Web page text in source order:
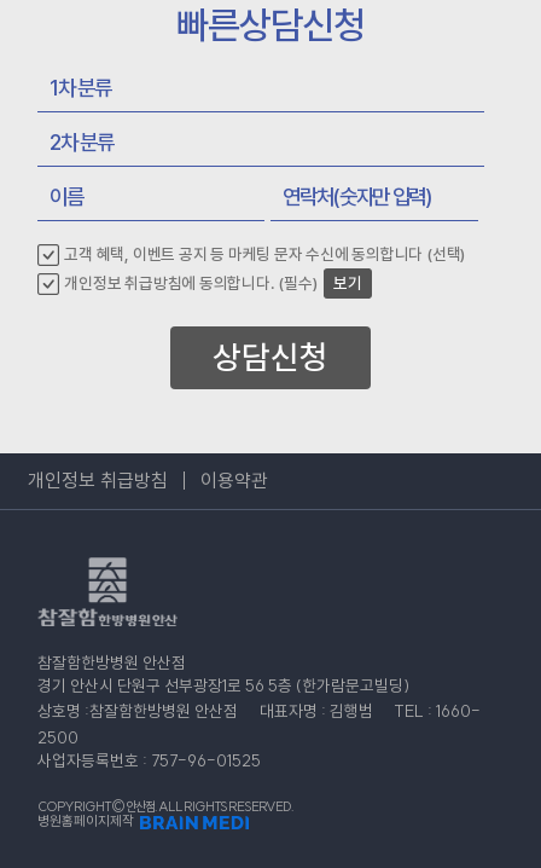
빠른상담신청
고객 혜택, 이벤트 공지 등 마케팅 문자 수신에 동의합니다 (선택)
개인정보 취급방침에 동의합니다. (필수)
보기
상담신청
개인정보 취급방침 이용약관
참잘함한방병원 안산점
경기 안산시 단원구 선부광장1로 56 5층 (한가람문고빌딩)
상호명 :참잘함한방병원 안산점
대표자명 : 김행범
TEL : 1660-
2500
사업자등록번호 : 757-96-01525
COPYRIGHT© 안산점. ALL RIGHTS RESERVED.
병원홈페이지제작